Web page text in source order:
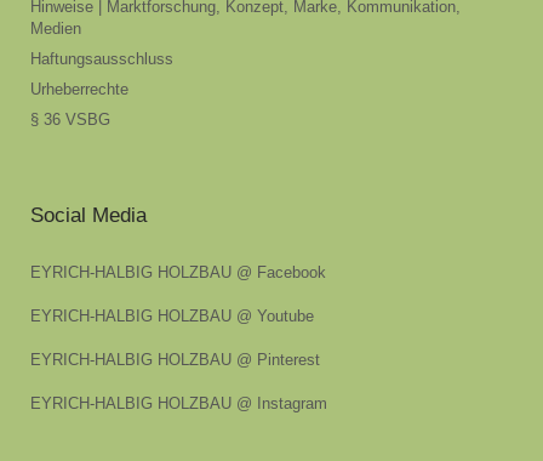
Hinweise | Marktforschung, Konzept, Marke, Kommunikation,
Medien
Haftungsausschluss
Urheberrechte
§ 36 VSBG
Social Media
EYRICH-HALBIG HOLZBAU @ Facebook
EYRICH-HALBIG HOLZBAU @ Youtube
EYRICH-HALBIG HOLZBAU @ Pinterest
EYRICH-HALBIG HOLZBAU @ Instagram